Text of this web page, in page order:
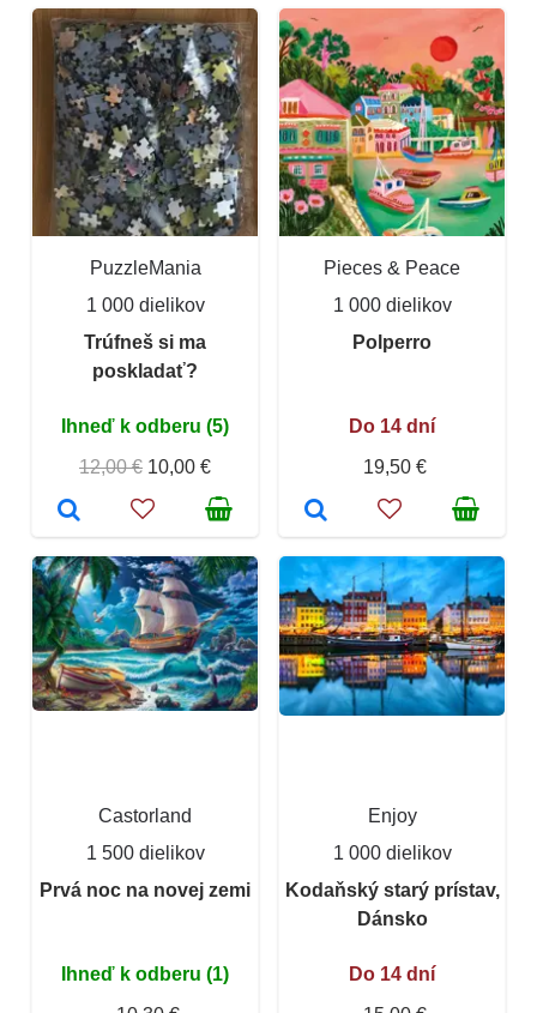
PuzzleMania
1 000 dielikov
Trúfneš si ma
poskladať?
Ihneď k odberu (5)
12,00 € 10,00 €
Pieces & Peace
1 000 dielikov
Polperro
Do 14 dní
19,50 €
Castorland
1 500 dielikov
Prvá noc na novej zemi
Ihneď k odberu (1)
Enjoy
1 000 dielikov
Kodaňský starý prístav,
Dánsko
Do 14 dní